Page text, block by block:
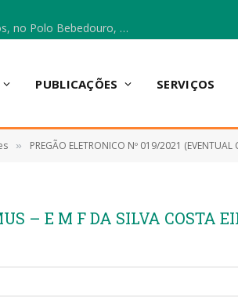
Escola Municipal Vicentina Vieira dos Santos, no Polo Bebedouro, recebeu materiais para a implantação do Cantinho da Leitura e da Sala Multidisciplinar.
PUBLICAÇÕES SERVIÇOS
» PREGÃO ELETRONICO Nº 019/2021 (EVENTUAL
– E M F DA SILVA COSTA